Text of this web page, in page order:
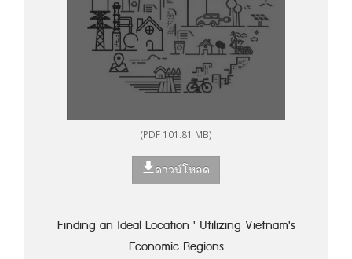
(PDF 101.81 MB)
ดาวน์โหลด
Finding an Ideal Location ' Utilizing Vietnam's
Economic Regions